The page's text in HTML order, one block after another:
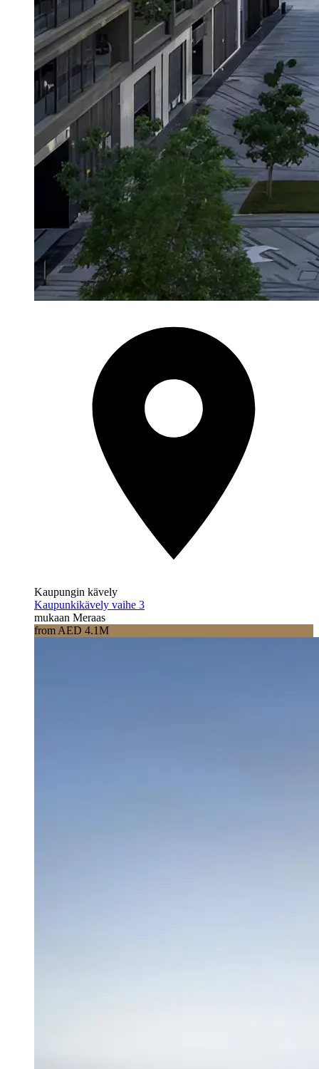
Kaupungin kävely
Kaupunkikävely vaihe 3
mukaan Meraas
from AED 4.1M